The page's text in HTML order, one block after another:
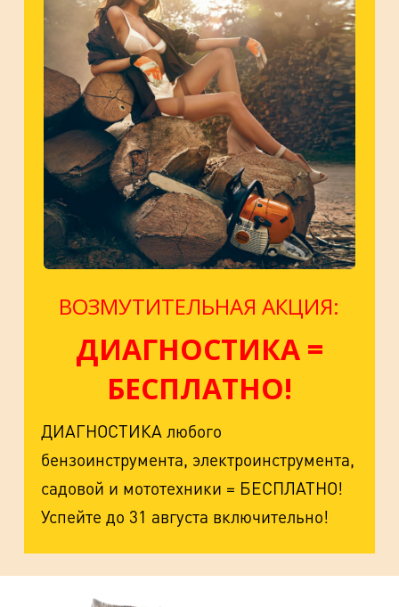
ст. ЖД Колпино, ул. Тверская, д.1/13
м. Удельная
пр. Энгельса, д.19
Промзона Мягловская,
Всеволожский муниципальный
район, Ленинградская область, ​
Круговая улица, д. 47
м. Электросила
ул. Решетникова, д.3
ВОЗМУТИТЕЛЬНАЯ АКЦИЯ:
ДИАГНОСТИКА =
БЕСПЛАТНО!
ДИАГНОСТИКА любого
бензоинструмента, электроинструмента,
садовой и мототехники = БЕСПЛАТНО!
Успейте до 31 августа включительно!